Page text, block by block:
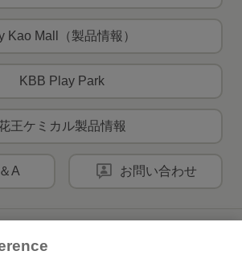
Kao Mall（製品情報）
KBB Play Park
王ケミカル製品情報
A お問い合わせ
王公式SNSアカウント